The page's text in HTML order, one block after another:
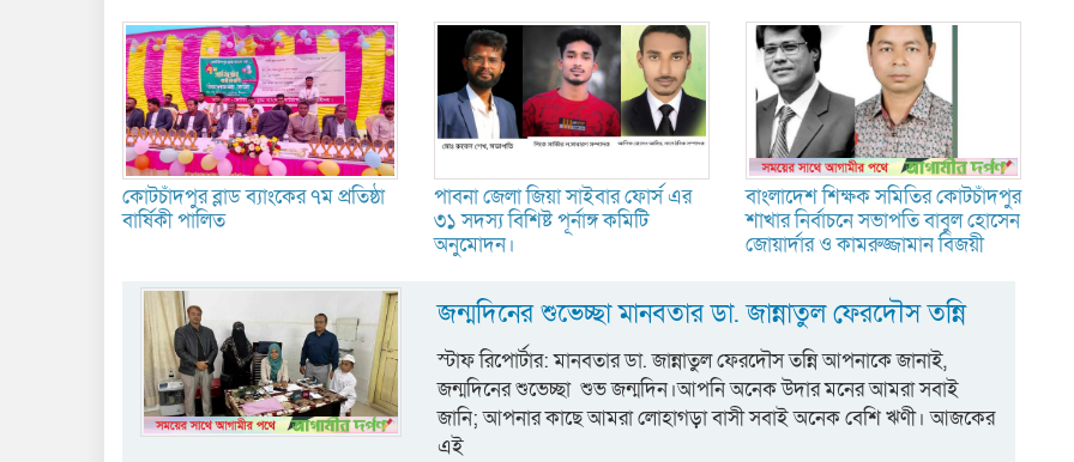
কোটচাঁদপুর ব্লাড ব্যাংকের ৭ম প্রতিষ্ঠা
বার্ষিকী পালিত
পাবনা জেলা জিয়া সাইবার ফোর্স এর
৩১ সদস্য বিশিষ্ট পূর্নাঙ্গ কমিটি
অনুমোদন।
বাংলাদেশ শিক্ষক সমিতির কোটচাঁদপুর
শাখার নির্বাচনে সভাপতি বাবুল হোসেন
জোয়ার্দার ও কামরুজ্জামান বিজয়ী
জন্মদিনের শুভেচ্ছা মানবতার ডা. জান্নাতুল ফেরদৌস তন্নি
স্টাফ রিপোর্টার: মানবতার ডা. জান্নাতুল ফেরদৌস তন্নি আপনাকে জানাই,
জন্মদিনের শুভেচ্ছা শুভ জন্মদিন।আপনি অনেক উদার মনের আমরা সবাই
জানি; আপনার কাছে আমরা লোহাগড়া বাসী সবাই অনেক বেশি ঋণী। আজকের
এই